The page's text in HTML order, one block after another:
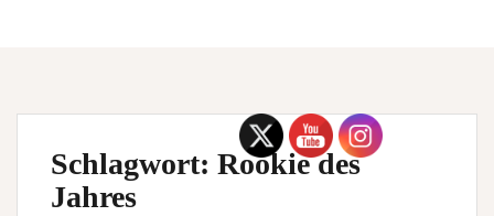
Schlagwort: Rookie des
Jahres